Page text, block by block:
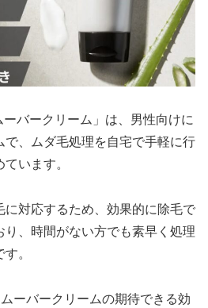
ーバークリーム」は、男性向けに
で、ムダ毛処理を自宅で手軽に行
います。
に対応するため、効果的に除毛で
り、時間がない方でも素早く処理
。
ーバークリームの期待できる効